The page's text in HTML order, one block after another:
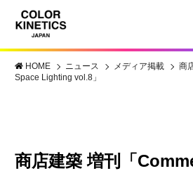
HOME ニュース メディア掲載
商
Space Lighting vol.8」
商店建築 増刊「